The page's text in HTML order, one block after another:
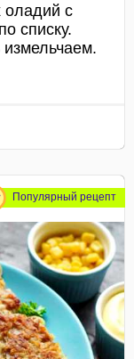
оладий с
списку.
измельчаем.
Популярный рецепт